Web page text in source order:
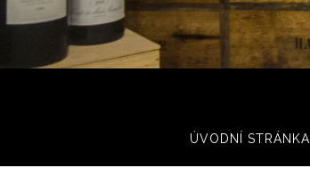
ÚVODNÍ STRÁNKA